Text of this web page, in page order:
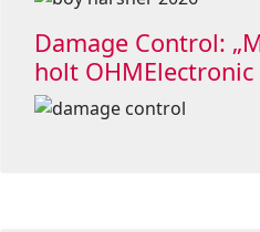
Damage Control:
holt